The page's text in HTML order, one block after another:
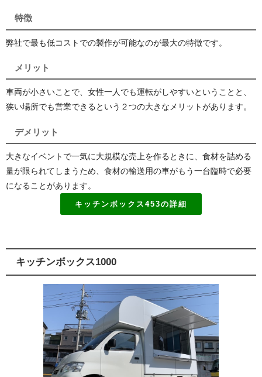
特徴
弊社で最も低コストでの製作が可能なのが最大の特徴です。
メリット
車両が小さいことで、女性一人でも運転がしやすいということと、
狭い場所でも営業できるという２つの大きなメリットがあります。
デメリット
大きなイベントで一気に大規模な売上を作るときに、食材を詰める
量が限られてしまうため、食材の輸送用の車がもう一台臨時で必要
になることがあります。
キッチンボックス453の詳細
キッチンボックス1000